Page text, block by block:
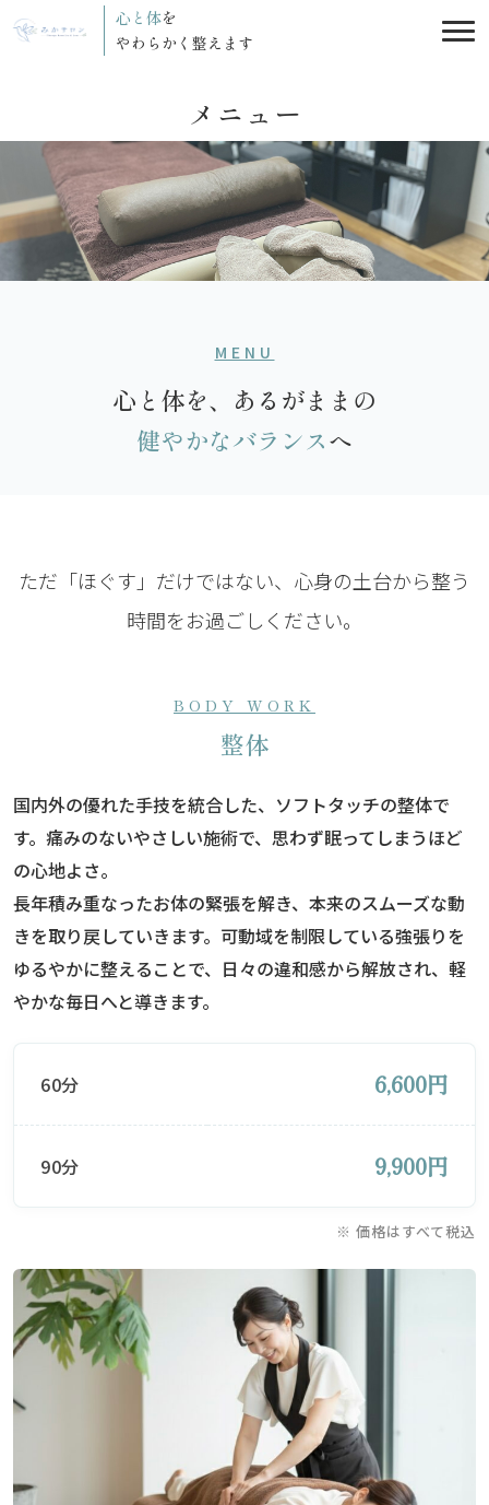
心と体を
やわらかく整えます
メニュー
MENU
心と体を、あるがままの
健やかなバランスへ
ただ「ほぐす」だけではない、心身の土台から整う
時間をお過ごしください。
BODY WORK
整体
国内外の優れた手技を統合した、ソフトタッチの整体で
す。痛みのないやさしい施術で、思わず眠ってしまうほど
の心地よさ。
長年積み重なったお体の緊張を解き、本来のスムーズな動
きを取り戻していきます。可動域を制限している強張りを
ゆるやかに整えることで、日々の違和感から解放され、軽
やかな毎日へと導きます。
60分 6,600円
90分 9,900円
※ 価格はすべて税込